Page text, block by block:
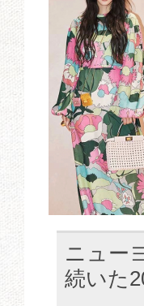
ニュー
続いた